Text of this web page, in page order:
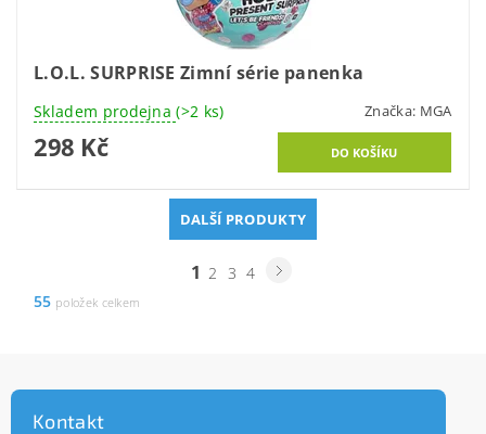
L.O.L. SURPRISE Zimní série panenka
Skladem prodejna(>2 ks) Značka: MGA
298 Kč
DALŠÍ PRODUKTY
1 2 3 4
55 položek celkem
Kontakt